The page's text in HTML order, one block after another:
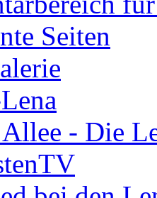
Seiten
Allee - Die